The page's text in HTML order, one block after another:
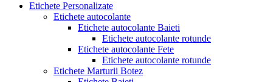
Etichete Personalizate
Etichete autocolante
Etichete autocolante Baieti
Etichete autocolante rotunde
Etichete autocolante Fete
Etichete autocolante rotunde
Etichete Marturii Botez